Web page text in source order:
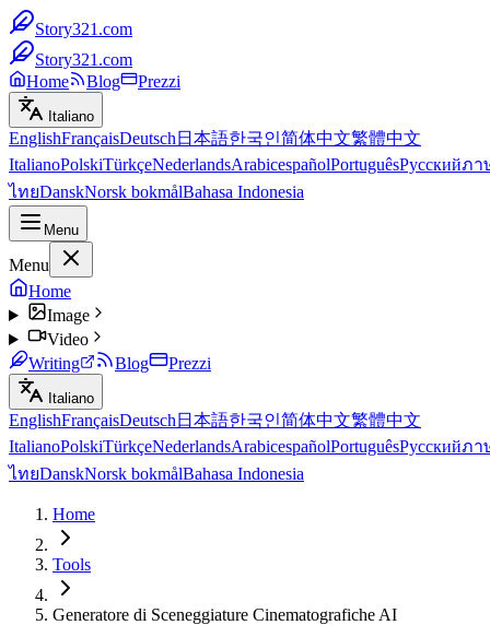
Story321.com
Story321.com
Home
Blog Prezzi
Italiano
EnglishFrançaisDeutsch 日本語한국인简体中文繁體中文
ItalianoPolskiTürkçeNederlandsArabicespañolPortuguêsРусскийภา
ไทยDanskNorsk bokmålBahasa Indonesia
Menu
Menu
Home
Image
Video
Writing
Blog Prezzi
Italiano
EnglishFrançaisDeutsch 日本語한국인简体中文繁體中文
ItalianoPolskiTürkçeNederlandsArabicespañolPortuguêsРусскийภา
ไทยDanskNorsk bokmålBahasa Indonesia
Home
Tools
Generatore di Sceneggiature Cinematografiche AI